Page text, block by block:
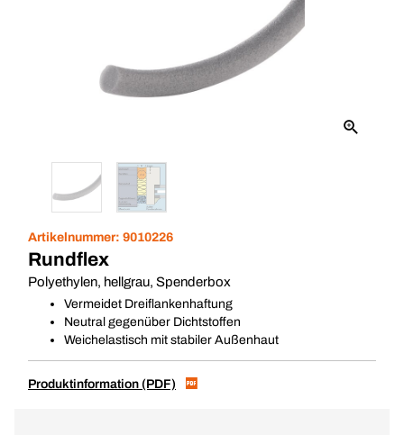
Artikelnummer: 9010226
Rundflex
Polyethylen, hellgrau, Spenderbox
Vermeidet Dreiflankenhaftung
Neutral gegenüber Dichtstoffen
Weichelastisch mit stabiler Außenhaut
Produktinformation (PDF)